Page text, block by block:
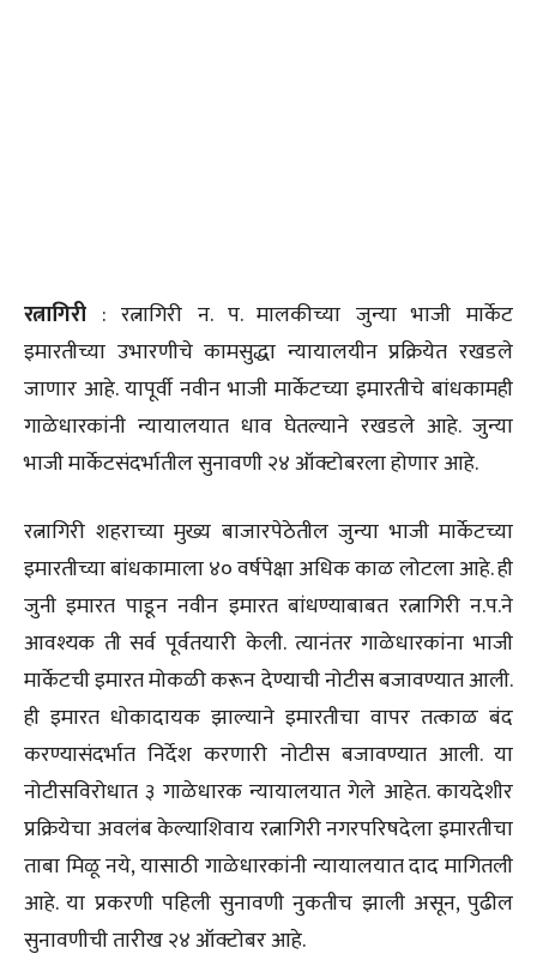
रत्नागिरी : रत्नागिरी न. प. मालकीच्या जुन्या भाजी मार्केट
इमारतीच्या उभारणीचे कामसुद्धा न्यायालयीन प्रक्रियेत रखडले
जाणार आहे. यापूर्वी नवीन भाजी मार्केटच्या इमारतीचे बांधकामही
गाळेधारकांनी न्यायालयात धाव घेतल्याने रखडले आहे. जुन्या
भाजी मार्केटसंदर्भातील सुनावणी २४ ऑक्टोबरला होणार आहे.
रत्नागिरी शहराच्या मुख्य बाजारपेठेतील जुन्या भाजी मार्केटच्या
इमारतीच्या बांधकामाला ४० वर्षपेक्षा अधिक काळ लोटला आहे. ही
जुनी इमारत पाडून नवीन इमारत बांधण्याबाबत रत्नागिरी न.प.ने
आवश्यक ती सर्व पूर्वतयारी केली. त्यानंतर गाळेधारकांना भाजी
मार्केटची इमारत मोकळी करून देण्याची नोटीस बजावण्यात आली.
ही इमारत धोकादायक झाल्याने इमारतीचा वापर तत्काळ बंद
करण्यासंदर्भात निर्देश करणारी नोटीस बजावण्यात आली. या
नोटीसविरोधात ३ गाळेधारक न्यायालयात गेले आहेत. कायदेशीर
प्रक्रियेचा अवलंब केल्याशिवाय रत्नागिरी नगरपरिषदेला इमारतीचा
ताबा मिळू नये, यासाठी गाळेधारकांनी न्यायालयात दाद मागितली
आहे. या प्रकरणी पहिली सुनावणी नुकतीच झाली असून, पुढील
सुनावणीची तारीख २४ ऑक्टोबर आहे.